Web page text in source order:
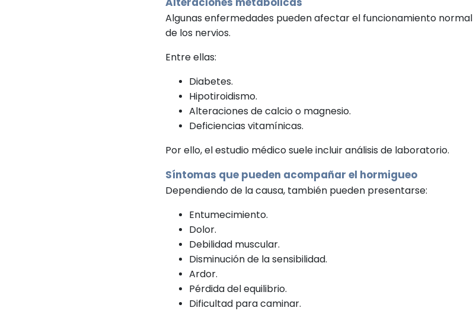
Algunas enfermedades pueden afectar el funcionamiento normal
de los nervios.
Entre ellas:
Diabetes.
Hipotiroidismo.
Alteraciones de calcio o magnesio.
Deficiencias vitamínicas.
Por ello, el estudio médico suele incluir análisis de laboratorio.
Síntomas que pueden acompañar el hormigueo
Dependiendo de la causa, también pueden presentarse:
Entumecimiento.
Dolor.
Debilidad muscular.
Disminución de la sensibilidad.
Ardor.
Pérdida del equilibrio.
Dificultad para caminar.